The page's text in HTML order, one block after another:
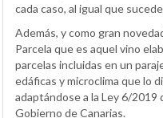
cada caso, al igual que
Además, y como gran
Parcela que es aquel vino
parcelas incluidas en un
edáficas y microclima que lo
adaptándose a la Ley 6/2019
Gobierno de Canarias.